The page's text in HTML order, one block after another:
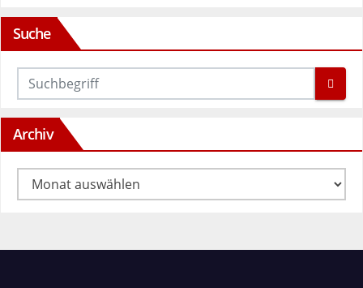
Suche
Archiv
Archiv